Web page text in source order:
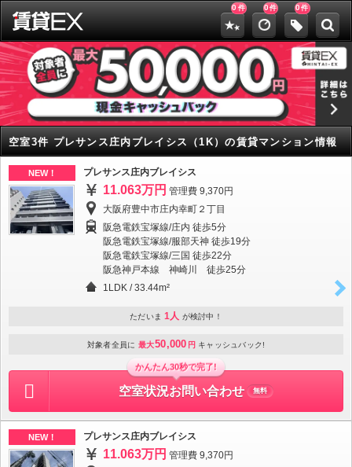
0 件 0件 0件
空室3件 プレサンス庄内ブレイシス（1K）の賃貸マンション情報
NEW！ プレサンス庄内ブレイシス
11.063万円 管理費 9,370円
大阪府豊中市庄内幸町２丁目
阪急電鉄宝塚線/庄内 徒歩5分
阪急電鉄宝塚線/服部天神 徒歩19分
阪急電鉄宝塚線/三国 徒歩22分
阪急神戸本線 神崎川 徒歩25分
1LDK /33.44m²
ただいま 1人 が検討中！
対象者全員に 最大50,000 円 キャッシュバック!
かんたん30秒で完了!
空室状況お問い合わせ 無料
NEW！ プレサンス庄内ブレイシス
11.063万円 管理費 9,370円